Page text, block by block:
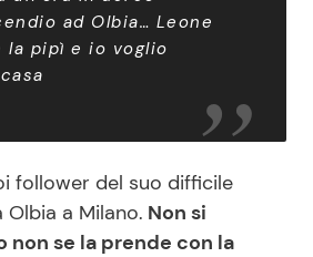
ad Olbia… Leone
la pipì e io voglio
follower del suo difficile
a Milano. Non si
non se la prende con la